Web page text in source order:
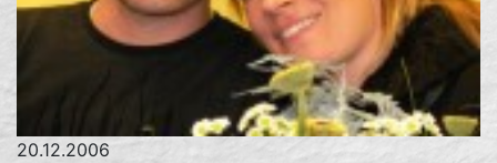
20.12.2006